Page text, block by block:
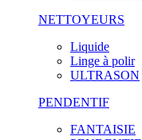
NETTOYEURS
Liquide
Linge à polir
ULTRASON
PENDENTIF
FANTAISIE